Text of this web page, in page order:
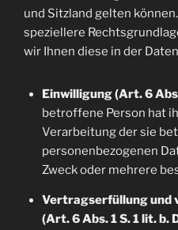
und Sitzland gelten
speziellere
wir Ihnen diese in der
Einwilligung (Art. 6
betroffene Person hat
Verarbeitung der sie
personenbezogenen
Zweck oder mehrere
Vertragserfüllung und
(Art. 6 Abs. 1 S. 1 lit. b.